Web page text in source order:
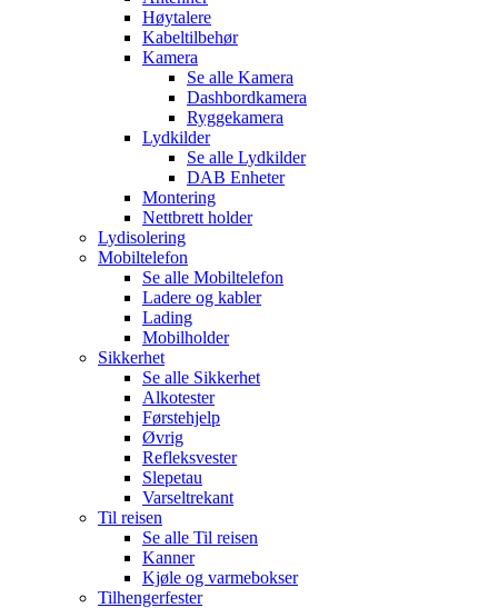
Høytalere
Kabeltilbehør
Kamera
Se alle Kamera
Dashbordkamera
Ryggekamera
Lydkilder
Se alle Lydkilder
DAB Enheter
Montering
Nettbrett holder
Lydisolering
Mobiltelefon
Se alle Mobiltelefon
Ladere og kabler
Lading
Mobilholder
Sikkerhet
Se alle Sikkerhet
Alkotester
Førstehjelp
Øvrig
Refleksvester
Slepetau
Varseltrekant
Til reisen
Se alle Til reisen
Kanner
Kjøle og varmebokser
Tilhengerfester